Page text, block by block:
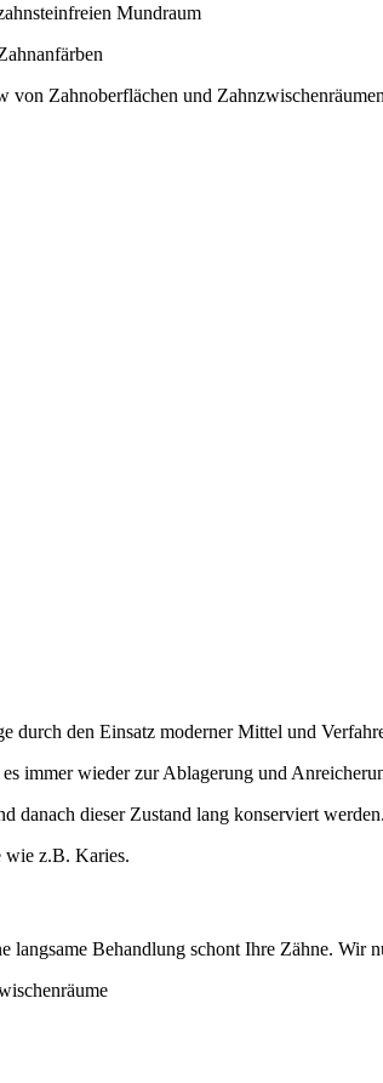
Mundraum
Zahnoberflächen und Zahnzwischenräumen
durch den Einsatz moderner Mittel und
immer wieder zur Ablagerung und
danach dieser Zustand lang konserviert werden.
wie z.B. Karies.
langsame Behandlung schont Ihre Zähne. Wir